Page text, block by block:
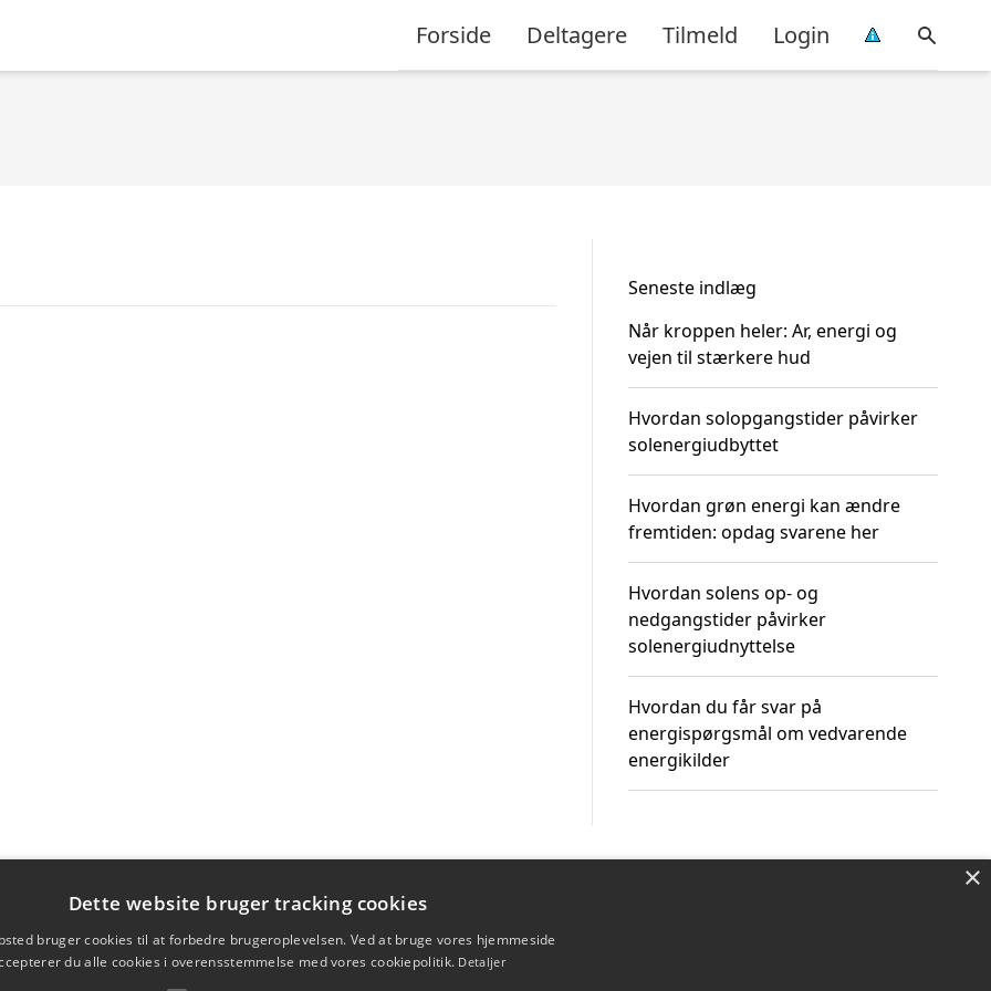
Forside Deltagere Tilmeld Login
Seneste indlæg
Når kroppen heler: Ar, energi og
vejen til stærkere hud
Hvordan solopgangstider påvirker
solenergiudbyttet
Hvordan grøn energi kan ændre
fremtiden: opdag svarene her
Hvordan solens op- og
nedgangstider påvirker
solenergiudnyttelse
Hvordan du får svar på
energispørgsmål om vedvarende
energikilder
×
Dette website bruger tracking cookies
bruger cookies til at forbedre brugeroplevelsen. Ved at bruge vores hjemmeside
du alle cookies i overensstemmelse med vores cookiepolitik. Detaljer